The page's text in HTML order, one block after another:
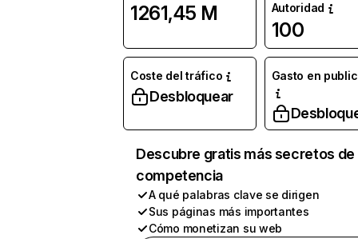
1261,45 M
Autoridad
100
Coste del tráfico
Desbloquear
Gasto en
Descubre gratis más secretos de
competencia
A qué palabras clave se dirigen
Sus páginas más importantes
Cómo monetizan su web